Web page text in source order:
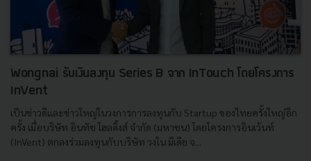
Wongnai รับเงินลงทุน Series B จาก InTouch โดยโครงการ
InVent
เป็นข่าวดีและข่าวใหญ่ในวงการการลงทุนกับ Startup ของไทยครั้งใหญ่อีก
ครั้ง เมื่อบริษัท อินทัช โฮลดิ้งส์ จำกัด (มหาชน) โดยโครงการอินเว้นท์
(InVent) ตกลงร่วมลงทุนกับบริษัท วงใน มีเดีย จ...